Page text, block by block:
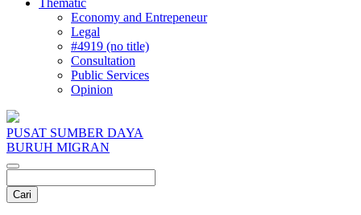
Thematic
Economy and Entrepeneur
Legal
#4919 (no title)
Consultation
Public Services
Opinion
PUSAT SUMBER DAYA
BURUH MIGRAN